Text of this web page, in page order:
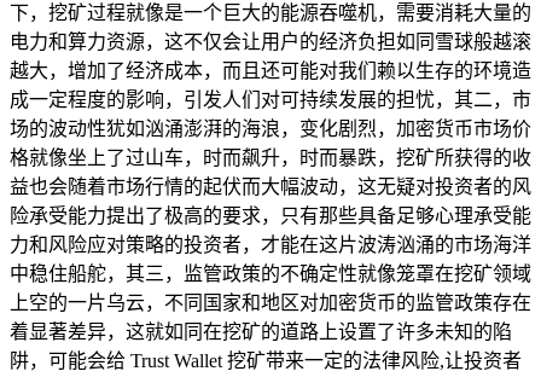
下，挖矿过程就像是一个巨大的能源吞噬机，需要消耗大量的
电力和算力资源，这不仅会让用户的经济负担如同雪球般越滚
越大，增加了经济成本，而且还可能对我们赖以生存的环境造
成一定程度的影响，引发人们对可持续发展的担忧，其二，市
场的波动性犹如汹涌澎湃的海浪，变化剧烈，加密货币市场价
格就像坐上了过山车，时而飙升，时而暴跌，挖矿所获得的收
益也会随着市场行情的起伏而大幅波动，这无疑对投资者的风
险承受能力提出了极高的要求，只有那些具备足够心理承受能
力和风险应对策略的投资者，才能在这片波涛汹涌的市场海洋
中稳住船舵，其三，监管政策的不确定性就像笼罩在挖矿领域
上空的一片乌云，不同国家和地区对加密货币的监管政策存在
着显著差异，这就如同在挖矿的道路上设置了许多未知的陷
阱，可能会给 Trust Wallet 挖矿带来一定的法律风险,让投资者